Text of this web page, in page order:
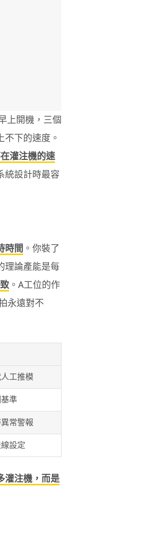
上開機，三個
下的速度。
灌注機的速
統設計時最容
時間 。你裝了
理論產能是每
。A工位的作
永遠對不
工推模
準
常警報
設定
灌注機，而是